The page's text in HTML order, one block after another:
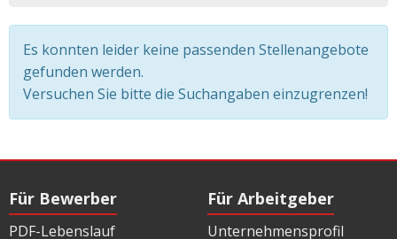
Es konnten leider keine passenden Stellenangebote
gefunden werden.
Versuchen Sie bitte die Suchangaben einzugrenzen!
Für Bewerber
PDF-Lebenslauf
Für Arbeitgeber
Unternehmensprofil